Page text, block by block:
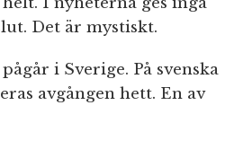
Det är mystiskt.
i Sverige. På svenska
avgången hett. En av